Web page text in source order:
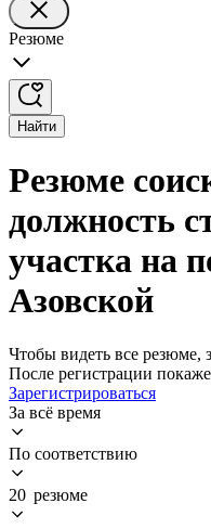
Резюме
Найти
Резюме
должность
участка на
Азовской
Чтобы видеть все резюме,
После регистрации
Зарегистрироваться
За всё время
По соответствию
20 резюме